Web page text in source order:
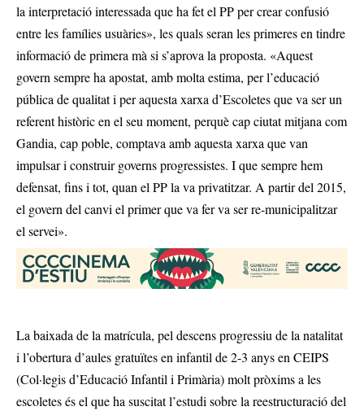
la interpretació interessada que ha fet el PP per crear confusió
entre les famílies usuàries», les quals seran les primeres en tindre
informació de primera mà si s’aprova la proposta. «Aquest
govern sempre ha apostat, amb molta estima, per l’educació
pública de qualitat i per aquesta xarxa d’Escoletes que va ser un
referent històric en el seu moment, perquè cap ciutat mitjana com
Gandia, cap poble, comptava amb aquesta xarxa que van
impulsar i construir governs progressistes. I que sempre hem
defensat, fins i tot, quan el PP la va privatitzar. A partir del 2015,
el govern del canvi el primer que va fer va ser re-municipalitzar
el servei».
La baixada de la matrícula, pel descens progressiu de la natalitat
i l’obertura d’aules gratuïtes en infantil de 2-3 anys en CEIPS
(Col·legis d’Educació Infantil i Primària) molt pròxims a les
escoletes és el que ha suscitat l’estudi sobre la reestructuració del